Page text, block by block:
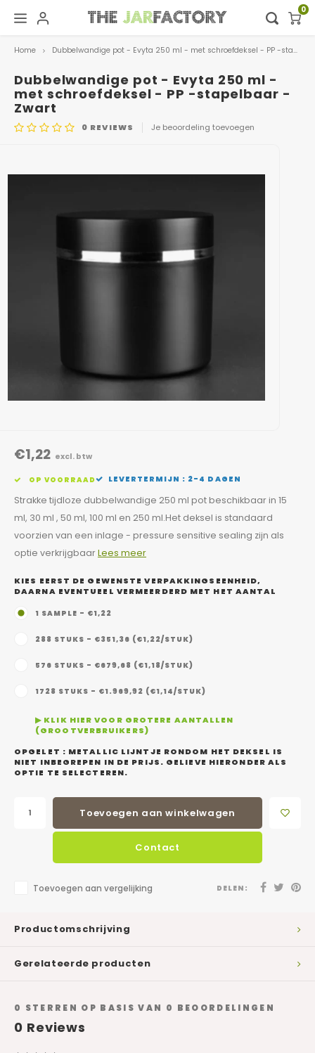
Hoofdmenu / digital showroom
Digital showroom
Decoratie
Hoofdmenu
Taal
Nederlands
Deutsch
0
Home Dubbelwandige pot - Evyta 250 ml - met schroefdeksel - PP -stapelbaar - Zwart
Dubbelwandige pot - Evyta 250 ml -
met schroefdeksel - PP -stapelbaar -
Zwart
0 REVIEWS Je beoordeling toevoegen
€1,22 excl. btw
OP VOORRAAD LEVERTERMIJN : 2-4 DAGEN
Strakke tijdloze dubbelwandige 250 ml pot beschikbaar in 15
ml, 30 ml , 50 ml, 100 ml en 250 ml.Het deksel is standaard
voorzien van een inlage - pressure sensitive sealing zijn als
optie verkrijgbaarLees meer
KIES EERST DE GEWENSTE VERPAKKINGSEENHEID,
DAARNA EVENTUEEL VERMEERDERD MET HET AANTAL
1 SAMPLE - €1,22
288 STUKS - €351,36 (€1,22/STUK)
576 STUKS - €679,68 (€1,18/STUK)
1728 STUKS - €1.969,92 (€1,14/STUK)
▶ KLIK HIER VOOR GROTERE AANTALLEN
(GROOTVERBRUIKERS)
OPGELET : METALLIC LIJNTJE RONDOM HET DEKSEL IS
NIET INBEGREPEN IN DE PRIJS. GELIEVE HIERONDER ALS
OPTIE TE SELECTEREN.
Toevoegen aan winkelwagen
Contact
Toevoegen aan vergelijking DELEN:
Productomschrijving
Gerelateerde producten
0 STERREN OP BASIS VAN 0 BEOORDELINGEN
0 Reviews